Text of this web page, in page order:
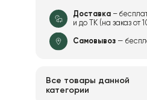
Доставка–
и до ТК (на заказ от
Самовывоз—
Все товары данной
категории